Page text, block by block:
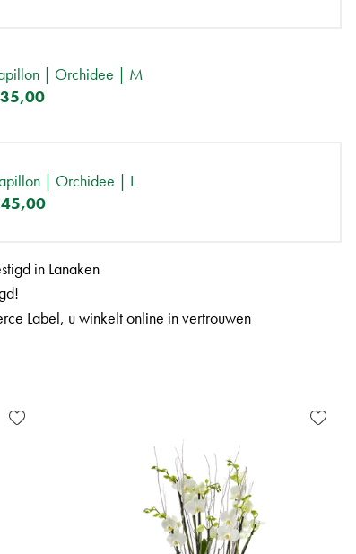
| Orchidee | M
35,00
| Orchidee | L
45,00
in Lanaken
Label, u winkelt online in vertrouwen